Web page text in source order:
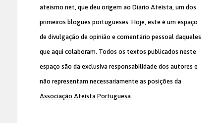
ateismo.net, que deu origem ao Diário Ateísta, um dos
primeiros blogues portugueses. Hoje, este é um espaço
de divulgação de opinião e comentário pessoal daqueles
que aqui colaboram. Todos os textos publicados neste
espaço são da exclusiva responsabilidade dos autores e
não representam necessariamente as posições da
Associação Ateísta Portuguesa.